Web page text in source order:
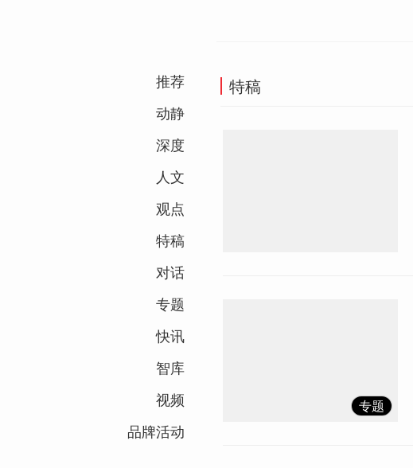
推荐
动静
深度
人文
观点
特稿
对话
专题
快讯
智库
视频
品牌活动
特稿
专题